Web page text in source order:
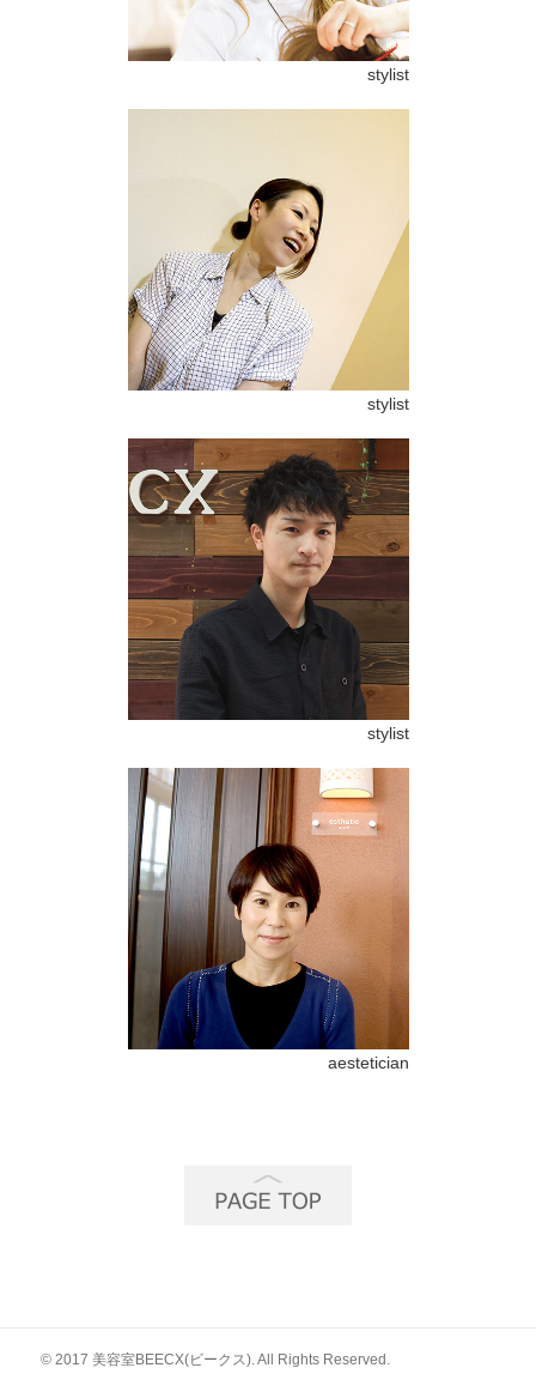
stylist
stylist
stylist
aestetician
© 2017 美容室BEECX(ビークス). All Rights Reserved.